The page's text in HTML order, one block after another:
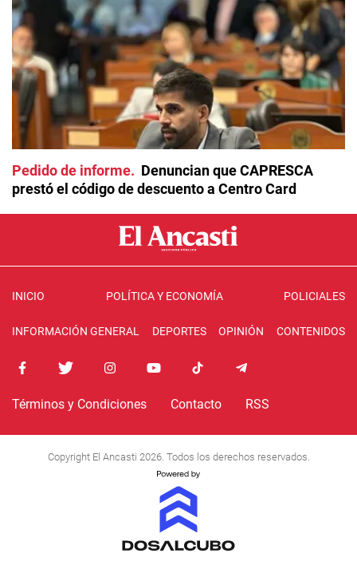
Pedido de informe
Denuncian que CAPRESCA
prestó el código de descuento a Centro Card
INICIO POLÍTICA Y ECONOMÍA POLICIALES
INFORMACIÓN GENERAL DEPORTES OPINIÓN CONTENIDOS
Términos y Condiciones Contacto RSS
Copyright El Ancasti 2026. Todos los derechos reservados.